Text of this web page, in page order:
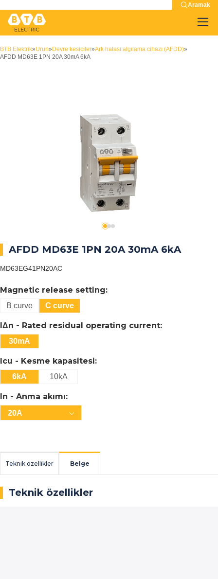
Aramak
BTB Elektrik»Urun» Devre kesiciler»Ark hatası algılama cihazı (AFDD)»
AFDD MD63E 1PN 20A 30mA 6kA
AFDD MD63E 1PN 20A 30mA 6kA
MD63EG41PN20AC
Magnetic release setting:
B curve C curve
IΔn - Rated residual operating current:
30mA
Icu - Kesme kapasitesi:
6kA 10kA
In - Anma akımı:
20A
Teknik özellikler Belge
Teknik özellikler